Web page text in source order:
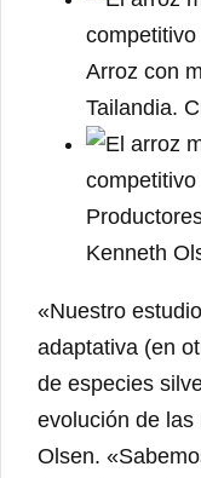
Arroz con
Tailandia.
Kenneth
«Nuestro
adaptativa (en
de especies
evolución de
Olsen.